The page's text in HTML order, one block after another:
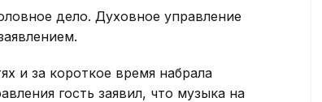
дело. Духовное управление
и за короткое время набрала
гость заявил, что музыка на